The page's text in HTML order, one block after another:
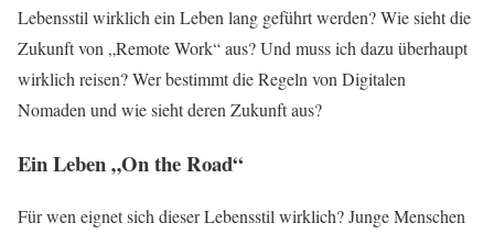
Lebensstil wirklich ein Leben lang geführt werden? Wie sieht die
Zukunft von „Remote Work“ aus? Und muss ich dazu überhaupt
wirklich reisen? Wer bestimmt die Regeln von Digitalen
Nomaden und wie sieht deren Zukunft aus?
Ein Leben „On the Road“
Für wen eignet sich dieser Lebensstil wirklich? Junge Menschen